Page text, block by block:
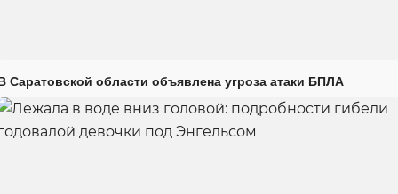
Саратовской области объявлена угроза атаки БПЛА